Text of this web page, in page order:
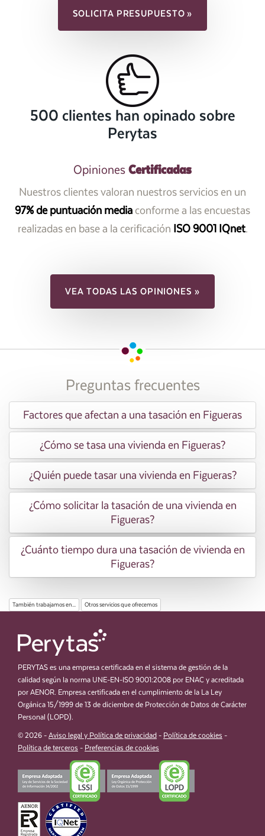
SOLICITA PRESUPUESTO »
500 clientes han opinado sobre
Perytas
Opiniones Certificadas
Nuestros clientes valoran nuestros servicios en un
97% de puntuación mediaconforme a las encuestas
realizadas en base a la cerificación ISO 9001 IQnet.
VEA TODAS LAS OPINIONES »
Preguntas frecuentes
Factores que afectan a una tasación en Figueras
¿Cómo se tasa una vivienda en Figueras?
¿Quién puede tasar una vivienda en Figueras?
¿Cómo solicitar la tasación de una vivienda en
Figueras?
¿Cuánto tiempo dura una tasación de vivienda en
Figueras?
También trabajamos en... Otros servicios que ofrecemos
PERYTAS es una empresa certificada en el sistema de gestión de la
calidad según la norma UNE-EN-ISO 9001:2008 por ENAC y acreditada
por AENOR. Empresa certificada en el cumplimiento de la La Ley
Orgánica 15/1999 de 13 de diciembre de Protección de Datos de Carácter
Personal (LOPD).
© 2026 - Aviso legal y Política de privacidad - Política de cookies -
Política de terceros - Preferencias de cookies